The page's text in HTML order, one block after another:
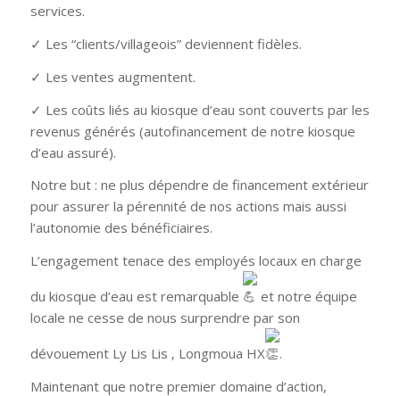
services.
✓ Les “clients/villageois” deviennent fidèles.
✓ Les ventes augmentent.
✓ Les coûts liés au kiosque d’eau sont couverts par les
revenus générés (autofinancement de notre kiosque
d’eau assuré).
Notre but : ne plus dépendre de financement extérieur
pour assurer la pérennité de nos actions mais aussi
l’autonomie des bénéficiaires.
L’engagement tenace des employés locaux en charge
du kiosque d’eau est remarquable
et notre équipe
locale ne cesse de nous surprendre par son
dévouement Ly Lis Lis , Longmoua HX
.
Maintenant que notre premier domaine d’action,